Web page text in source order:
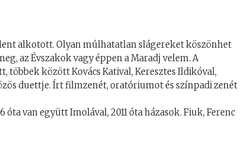
alkotott. Olyan múlhatatlan slágereket köszönhet
az Évszakok vagy éppen a Maradj velem. A
között Kovács Katival, Keresztes Ildikóval,
duettje. Írt filmzenét, oratóriumot és színpadi zenét
óta van együtt Imolával, 2011 óta házasok. Fiuk, Ferenc